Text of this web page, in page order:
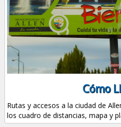
Cómo
Rutas y accesos a la ciudad de
los cuadro de distancias, mapa y